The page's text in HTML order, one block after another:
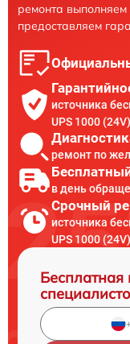
ремонта
предоставляем
источника
UPS 1000
ремонт по
в день
Срочный
источника
UPS 1000
Бесплатная